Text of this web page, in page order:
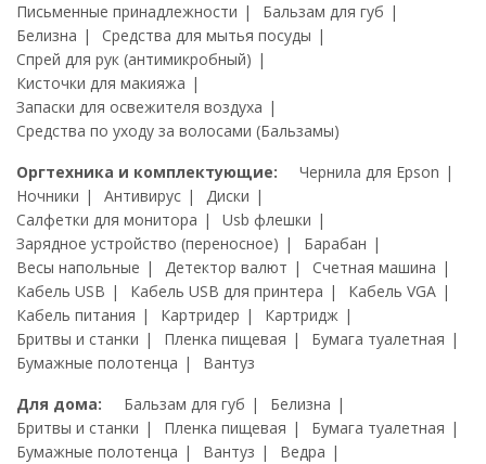
Письменные принадлежности
Бальзам для губ
Белизна
Средства для мытья посуды
Спрей для рук (антимикробный)
Кисточки для макияжа
Запаски для освежителя воздуха
Средства по уходу за волосами (Бальзамы)
Оргтехника и комплектующие:
Чернила для Epson
Ночники
Антивирус
Диски
Салфетки для монитора
Usb флешки
Зарядное устройство (переносное)
Барабан
Весы напольные
Детектор валют
Счетная машина
Кабель USB
Кабель USB для принтера
Кабель VGA
Кабель питания
Картридер
Картридж
Бритвы и станки
Пленка пищевая
Бумага туалетная
Бумажные полотенца
Вантуз
Для дома:
Бальзам для губ
Белизна
Бритвы и станки
Пленка пищевая
Бумага туалетная
Бумажные полотенца
Вантуз
Ведра